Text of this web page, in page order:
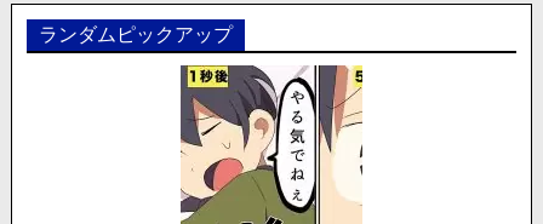
ランダムピックアップ